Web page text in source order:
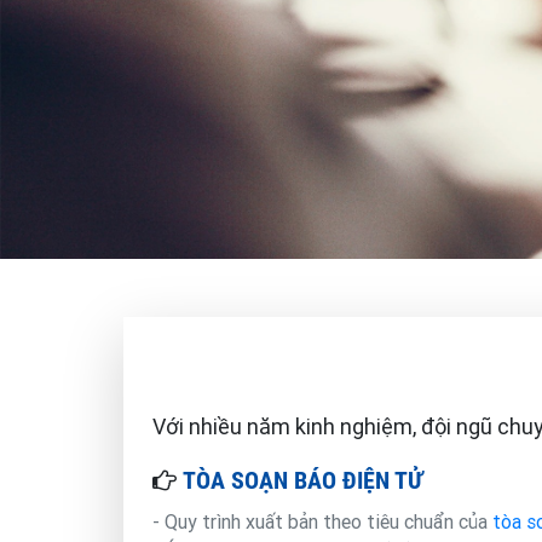
Với nhiều năm kinh nghiệm, đội ngũ
TÒA SOẠN BÁO ĐIỆN TỬ
- Quy trình xuất bản theo tiêu chuẩn của tòa